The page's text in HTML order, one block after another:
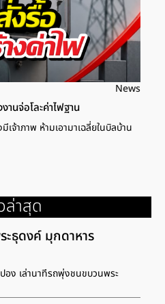
News
นจ่อโละค่าไฟฐาน
จ้าภาพ ห้ามเอามาเฉลี่ยในบิลบ้าน
ล่าสุด
ธุดงค์ มุกดาหาร
ง เล่านาทีรถพุ่งชนขบวนพระ